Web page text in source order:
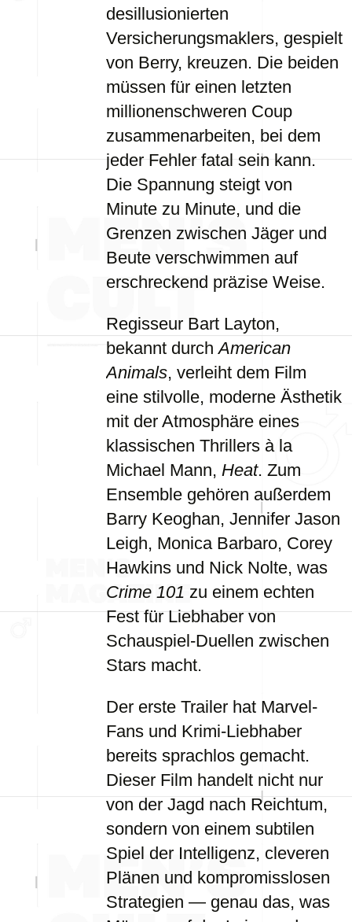
desillusionierten
Versicherungsmaklers, gespielt
von Berry, kreuzen. Die beiden
müssen für einen letzten
millionenschweren Coup
zusammenarbeiten, bei dem
jeder Fehler fatal sein kann.
Die Spannung steigt von
Minute zu Minute, und die
Grenzen zwischen Jäger und
Beute verschwimmen auf
erschreckend präzise Weise.
Regisseur Bart Layton,
bekannt durchAmerican
Animals, verleiht dem Film
eine stilvolle, moderne Ästhetik
mit der Atmosphäre eines
klassischen Thrillers à la
Michael Mann, Heat. Zum
Ensemble gehören außerdem
Barry Keoghan, Jennifer Jason
Leigh, Monica Barbaro, Corey
Hawkins und Nick Nolte, was
Crime 101 zu einem echten
Fest für Liebhaber von
Schauspiel-Duellen zwischen
Stars macht.
Der erste Trailer hat Marvel-
Fans und Krimi-Liebhaber
bereits sprachlos gemacht.
Dieser Film handelt nicht nur
von der Jagd nach Reichtum,
sondern von einem subtilen
Spiel der Intelligenz, cleveren
Plänen und kompromisslosen
Strategien — genau das, was